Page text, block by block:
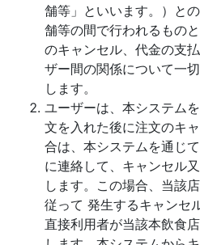
舗等」といいます。）と
舗等の間で行われるもの
のキャンセル、代金の支
ザー間の関係について一
します。
ユーザーは、本システム
文を入れた後に注文のキ
合は、本システムを通じ
に連絡して、キャンセル
します。この場合、当該
従って 発生するキャンセ
直接利用者が当該本飲食